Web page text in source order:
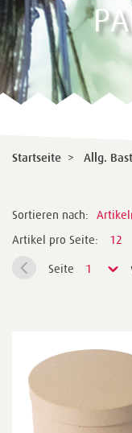
Startseite > Allg.
Sortieren nach:
Artikel pro Seite:
12
Seite 1